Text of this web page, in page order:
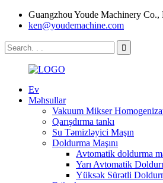
Guangzhou Youde Machinery Co.,
ken@youdemachine.com
Ev
Məhsullar
Vakuum Mikser
Qarışdırma tankı
Su Təmizləyici Maşın
Doldurma Maşını
Avtomatik doldurma
Yarı Avtomatik
Yüksək Sürətli